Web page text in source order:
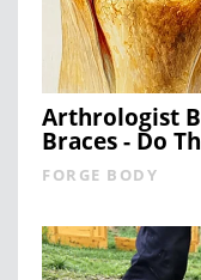
Arthrologist
Braces - Do
FORGE BODY